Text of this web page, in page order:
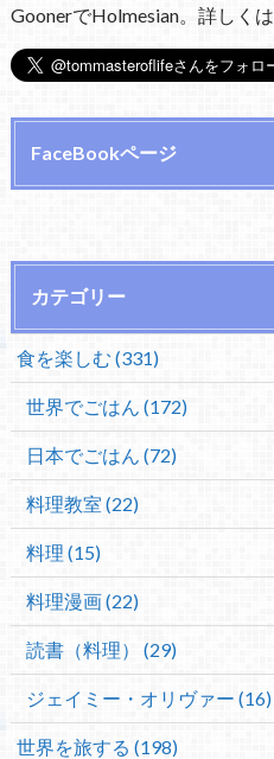
GoonerでHolmesian。詳しくは
FaceBookページ
カテゴリー
食を楽しむ (331)
世界でごはん (172)
日本でごはん (72)
料理教室 (22)
料理 (15)
料理漫画 (22)
読書（料理） (29)
ジェイミー・オリヴァー (16)
世界を旅する (198)